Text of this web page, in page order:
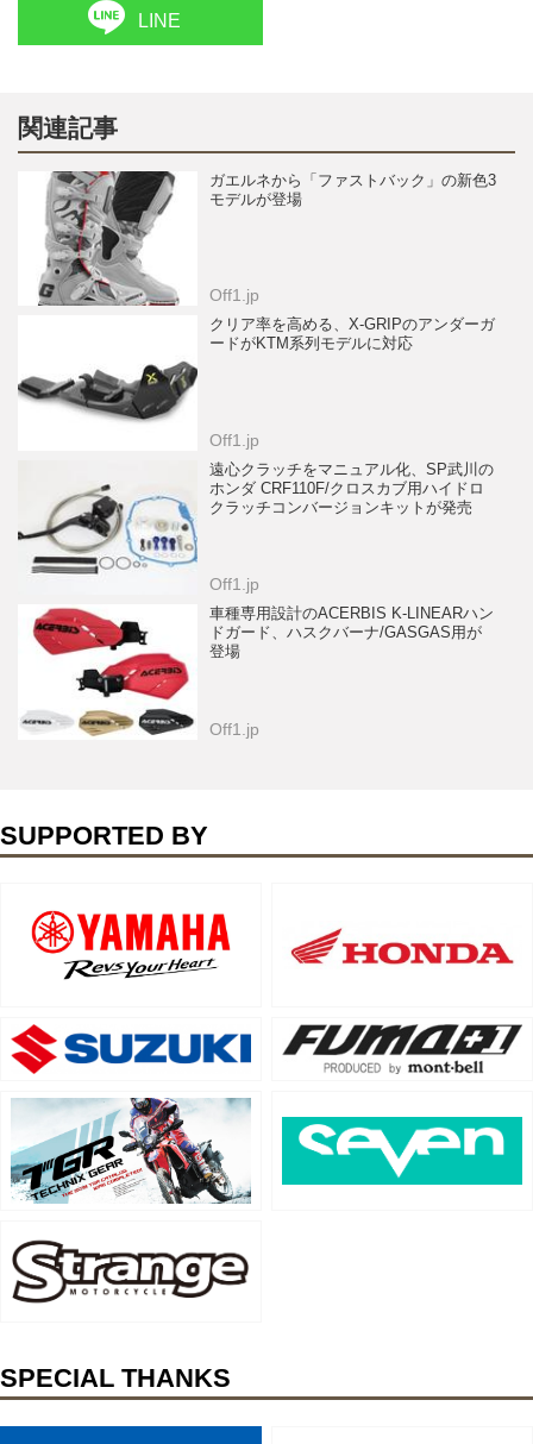
LINE
関連記事
ガエルネから「ファストバック」の新色3
モデルが登場
Off1.jp
クリア率を高める、X-GRIPのアンダーガ
ードがKTM系列モデルに対応
Off1.jp
遠心クラッチをマニュアル化、SP武川の
ホンダ CRF110F/クロスカブ用ハイドロ
クラッチコンバージョンキットが発売
Off1.jp
車種専用設計のACERBIS K-LINEARハン
ドガード、ハスクバーナ/GASGAS用が
登場
Off1.jp
SUPPORTED BY
SPECIAL THANKS